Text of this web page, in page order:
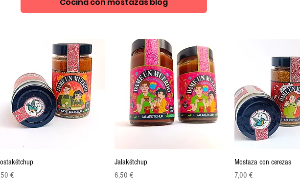
€
Jalakétchup
Precio
6,50 €
Vista rápida
Mostaza con cerezas
Precio
7,00 €